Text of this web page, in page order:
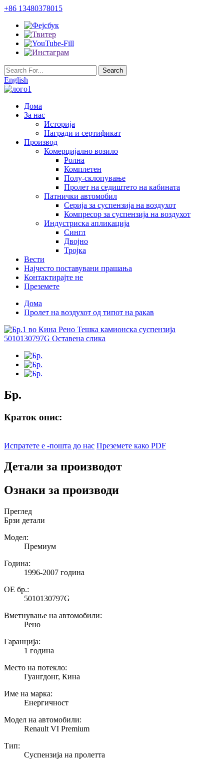
+86 13480378015
English
Дома
За нас
Историја
Награди и сертификат
Производ
Комерцијално возило
Ролна
Комплетен
Полу-склопување
Пролет на седиштето на кабината
Патнички автомобил
Серија за суспензија на воздухот
Компресор за суспензија на воздухот
Индустриска апликација
Сингл
Двојно
Тројка
Вести
Најчесто поставувани прашања
Контактирајте не
Преземете
Дома
Пролет на воздухот од типот на ракав
Бр.
Краток опис:
Испратете е -пошта до нас Преземете како PDF
Детали за производот
Ознаки за производи
Преглед
Брзи детали
Модел:
Премиум
Година:
1996-2007 година
ОЕ бр.:
5010130797G
Вметнување на автомобили:
Рено
Гаранција:
1 година
Место на потекло:
Гуангдонг, Кина
Име на марка:
Енергичност
Модел на автомобили:
Renault VI Premium
Тип:
Суспензија на пролетта